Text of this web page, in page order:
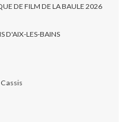
DE FILM DE LA BAULE 2026
D'AIX-LES-BAINS